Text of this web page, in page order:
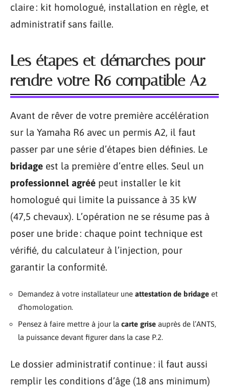
claire : kit homologué, installation en règle, et
administratif sans faille.
Les étapes et démarches pour
rendre votre R6 compatible A2
Avant de rêver de votre première accélération
sur la Yamaha R6 avec un permis A2, il faut
passer par une série d’étapes bien définies. Le
bridage est la première d’entre elles. Seul un
professionnel agréé peut installer le kit
homologué qui limite la puissance à 35 kW
(47,5 chevaux). L’opération ne se résume pas à
poser une bride : chaque point technique est
vérifié, du calculateur à l’injection, pour
garantir la conformité.
Demandez à votre installateur une attestation de bridage et
d’homologation.
Pensez à faire mettre à jour la carte grise auprès de l’ANTS,
la puissance devant figurer dans la case P.2.
Le dossier administratif continue : il faut aussi
remplir les conditions d’âge (18 ans minimum)